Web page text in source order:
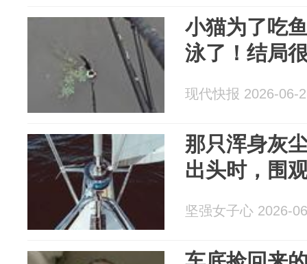
小猫为了吃
泳了！结局
现代快报 2026-06-
那只浑身灰
出头时，围
坚强女子心 2026-